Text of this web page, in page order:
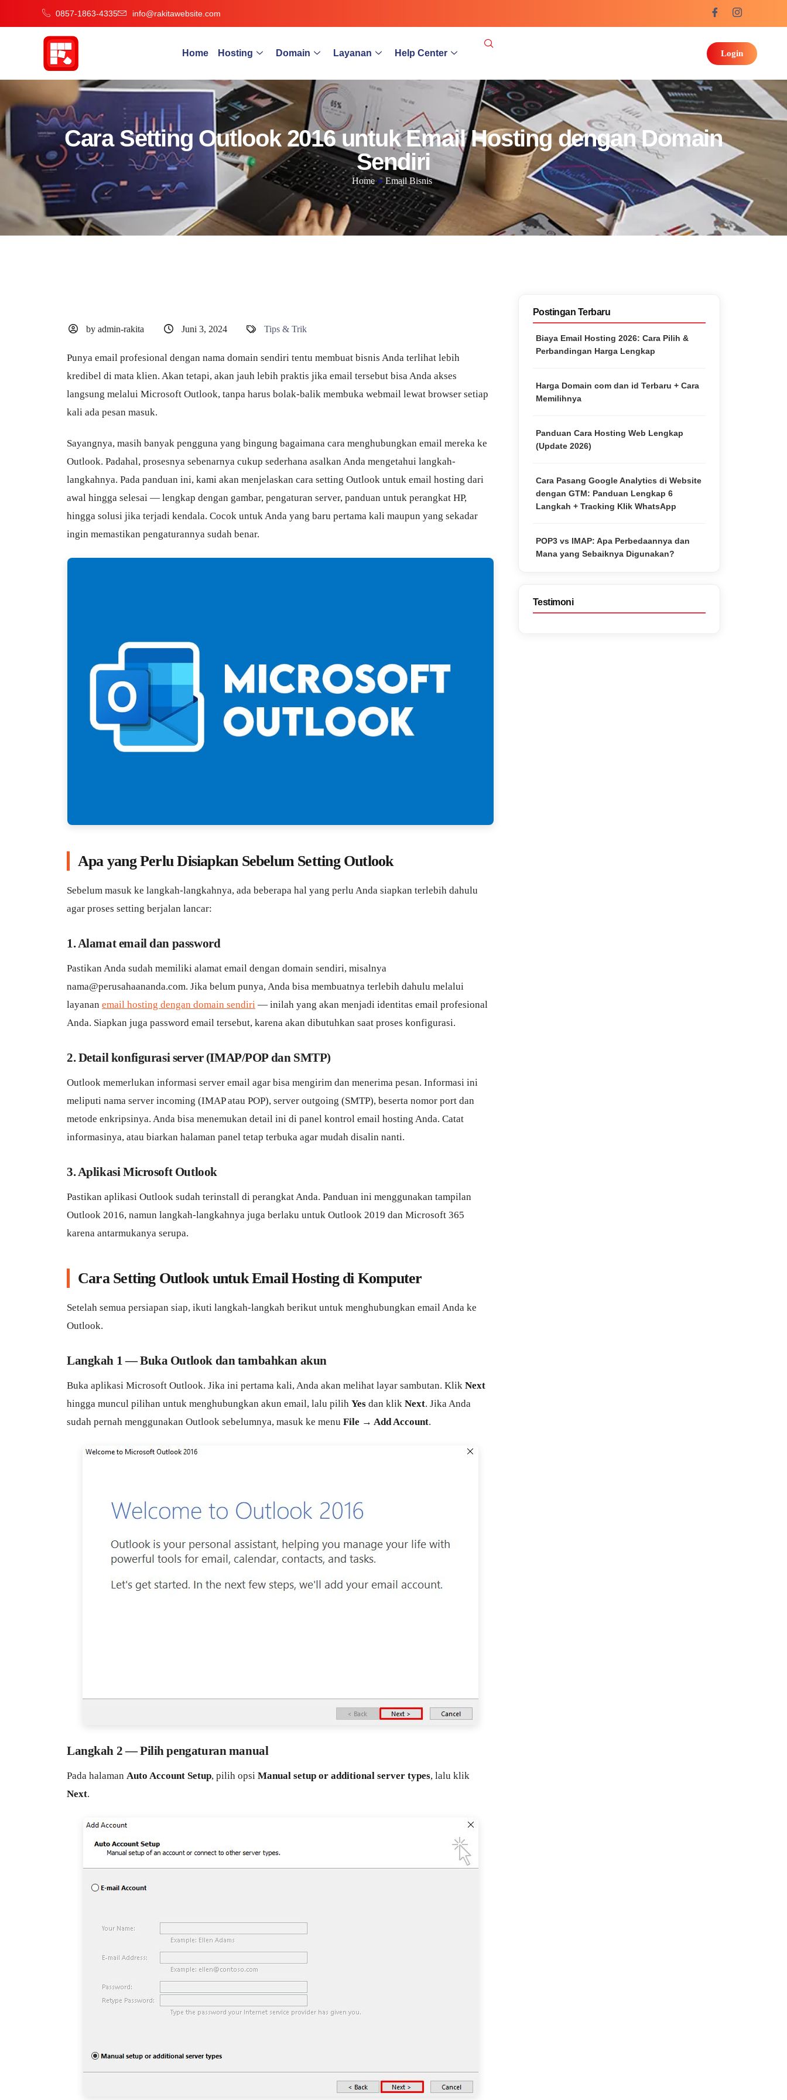
0857-1863-4335 info@rakitawebsite.com
Home Hosting Domain Layanan Help Center Login
Cara Setting Outlook 2016 untuk Email Hosting dengan Domain
Sendiri
Home » Email Bisnis
by admin-rakita Juni 3, 2024 Tips & Trik
Punya email profesional dengan nama domain sendiri tentu membuat bisnis Anda terlihat lebih
kredibel di mata klien. Akan tetapi, akan jauh lebih praktis jika email tersebut bisa Anda akses
langsung melalui Microsoft Outlook, tanpa harus bolak-balik membuka webmail lewat browser setiap
kali ada pesan masuk.
Sayangnya, masih banyak pengguna yang bingung bagaimana cara menghubungkan email mereka ke
Outlook. Padahal, prosesnya sebenarnya cukup sederhana asalkan Anda mengetahui langkah-
langkahnya. Pada panduan ini, kami akan menjelaskan cara setting Outlook untuk email hosting dari
awal hingga selesai — lengkap dengan gambar, pengaturan server, panduan untuk perangkat HP,
hingga solusi jika terjadi kendala. Cocok untuk Anda yang baru pertama kali maupun yang sekadar
ingin memastikan pengaturannya sudah benar.
Apa yang Perlu Disiapkan Sebelum Setting Outlook
Sebelum masuk ke langkah-langkahnya, ada beberapa hal yang perlu Anda siapkan terlebih dahulu
agar proses setting berjalan lancar:
1. Alamat email dan password
Pastikan Anda sudah memiliki alamat email dengan domain sendiri, misalnya
nama@perusahaananda.com. Jika belum punya, Anda bisa membuatnya terlebih dahulu melalui
layanan email hosting dengan domain sendiri — inilah yang akan menjadi identitas email profesional
Anda. Siapkan juga password email tersebut, karena akan dibutuhkan saat proses konfigurasi.
2. Detail konfigurasi server (IMAP/POP dan SMTP)
Outlook memerlukan informasi server email agar bisa mengirim dan menerima pesan. Informasi ini
meliputi nama server incoming (IMAP atau POP), server outgoing (SMTP), beserta nomor port dan
metode enkripsinya. Anda bisa menemukan detail ini di panel kontrol email hosting Anda. Catat
informasinya, atau biarkan halaman panel tetap terbuka agar mudah disalin nanti.
3. Aplikasi Microsoft Outlook
Pastikan aplikasi Outlook sudah terinstall di perangkat Anda. Panduan ini menggunakan tampilan
Outlook 2016, namun langkah-langkahnya juga berlaku untuk Outlook 2019 dan Microsoft 365
karena antarmukanya serupa.
Cara Setting Outlook untuk Email Hosting di Komputer
Setelah semua persiapan siap, ikuti langkah-langkah berikut untuk menghubungkan email Anda ke
Outlook.
Langkah 1 — Buka Outlook dan tambahkan akun
Buka aplikasi Microsoft Outlook. Jika ini pertama kali, Anda akan melihat layar sambutan. Klik Next
hingga muncul pilihan untuk menghubungkan akun email, lalu pilih Yes dan klik Next. Jika Anda
sudah pernah menggunakan Outlook sebelumnya, masuk ke menu File → Add Account.
Langkah 2 — Pilih pengaturan manual
Pada halaman Auto Account Setup, pilih opsi Manual setup or additional server types, lalu klik
Next.
Postingan Terbaru
Biaya Email Hosting 2026: Cara Pilih &
Perbandingan Harga Lengkap
Harga Domain com dan id Terbaru + Cara
Memilihnya
Panduan Cara Hosting Web Lengkap
(Update 2026)
Cara Pasang Google Analytics di Website
dengan GTM: Panduan Lengkap 6
Langkah + Tracking Klik WhatsApp
POP3 vs IMAP: Apa Perbedaannya dan
Mana yang Sebaiknya Digunakan?
Testimoni